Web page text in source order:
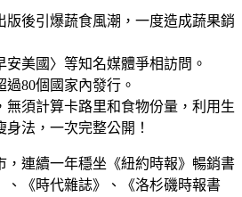
後引爆蔬食風潮，一度造成蔬果銷
美國〉等知名媒體爭相訪問。
80個國家內發行。
須計算卡路里和食物份量，利用生
法，一次完整公開！
連續一年穩坐《紐約時報》暢銷書
、《時代雜誌》、《洛杉磯時報書